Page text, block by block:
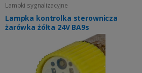
Lampki sygnalizacyjne
Lampka kontrolka sterownicza
żarówka żółta 24V BA9s